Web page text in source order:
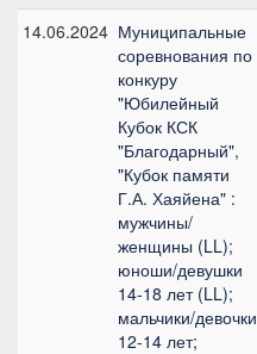
14.06.2024 Муниципальные
соревнования по
конкуру
"Юбилейный
Кубок КСК
"Благодарный",
"Кубок памяти
Г.А. Хаяйена" :
мужчины/
женщины (LL);
юноши/девушки
14-18 лет (LL);
мальчики/девочки
12-14 лет;